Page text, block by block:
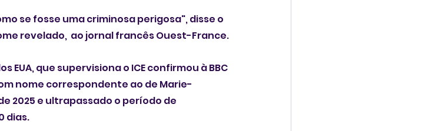
se fosse uma criminosa perigosa", disse o
revelado,  ao jornal francês Ouest-France.
que supervisiona o ICE confirmou à BBC
nome correspondente ao de Marie-
2025 e ultrapassado o período de
dias.